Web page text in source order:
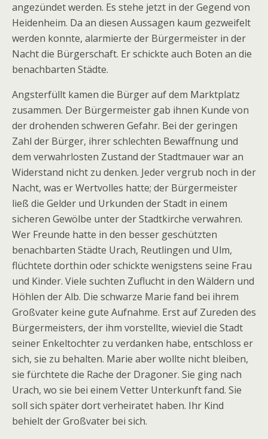
angezündet werden. Es stehe jetzt in der Gegend von
Heidenheim. Da an diesen Aussagen kaum gezweifelt
werden konnte, alarmierte der Bürgermeister in der
Nacht die Bürgerschaft. Er schickte auch Boten an die
benachbarten Städte.
Angsterfüllt kamen die Bürger auf dem Marktplatz
zusammen. Der Bürgermeister gab ihnen Kunde von
der drohenden schweren Gefahr. Bei der geringen
Zahl der Bürger, ihrer schlechten Bewaffnung und
dem verwahrlosten Zustand der Stadtmauer war an
Widerstand nicht zu denken. Jeder vergrub noch in der
Nacht, was er Wertvolles hatte; der Bürgermeister
ließ die Gelder und Urkunden der Stadt in einem
sicheren Gewölbe unter der Stadtkirche verwahren.
Wer Freunde hatte in den besser geschützten
benachbarten Städte Urach, Reutlingen und Ulm,
flüchtete dorthin oder schickte wenigstens seine Frau
und Kinder. Viele suchten Zuflucht in den Wäldern und
Höhlen der Alb. Die schwarze Marie fand bei ihrem
Großvater keine gute Aufnahme. Erst auf Zureden des
Bürgermeisters, der ihm vorstellte, wieviel die Stadt
seiner Enkeltochter zu verdanken habe, entschloss er
sich, sie zu behalten. Marie aber wollte nicht bleiben,
sie fürchtete die Rache der Dragoner. Sie ging nach
Urach, wo sie bei einem Vetter Unterkunft fand. Sie
soll sich später dort verheiratet haben. Ihr Kind
behielt der Großvater bei sich.